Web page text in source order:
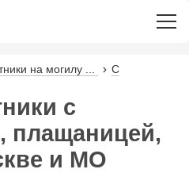
на могилу ...
С
с
плащаницей,
и МО